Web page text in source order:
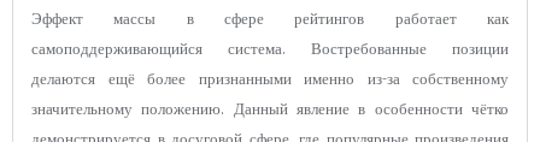
Эффект массы в сфере рейтингов работает как
самоподдерживающийся система. Востребованные позиции
делаются ещё более признанными именно из-за собственному
значительному положению. Данный явление в особенности чётко